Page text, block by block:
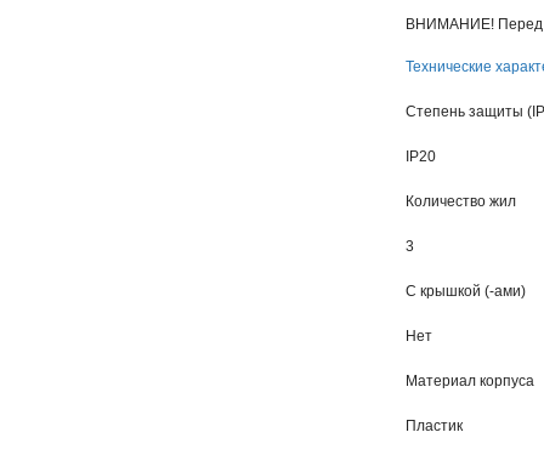
ВНИМАНИЕ! Перед
Технические
Степень защиты
IP20
Количество жил
3
С крышкой (-ами)
Нет
Материал корпуса
Пластик